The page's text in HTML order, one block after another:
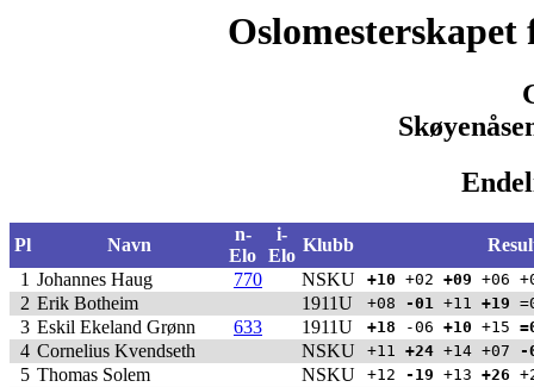
Pl Navn
n-
Elo
i-
Elo
Klubb
1 Johannes Haug 770 NSKU +10 +02 +09 +06
2 Erik Botheim 1911U +08 -01 +11 +19
3 Eskil Ekeland Grønn 633 1911U +18 -06 +10 +15
4 Cornelius Kvendseth NSKU +11 +24 +14 +07 -
5 Thomas Solem NSKU +12 -19 +13 +26